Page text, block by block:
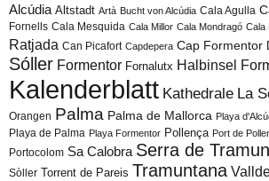
Alcúdia Altstadt Artà Bucht von Alcúdia Cala Agulla
Fornells Cala Mesquida Cala Millor Cala Mondragó Cala
Ratjada Can Picafort Capdepera Cap Formentor
Sóller Formentor Fornalutx Halbinsel
Kalenderblatt Kathedrale La
Orangen Palma Palma de Mallorca Playa
Playa de Palma Playa Formentor Pollença Port de
Portocolom Sa Calobra Serra de
Sòller Torrent de Pareis Tramuntana